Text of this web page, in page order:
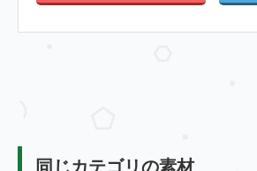
同じカテゴリの素材